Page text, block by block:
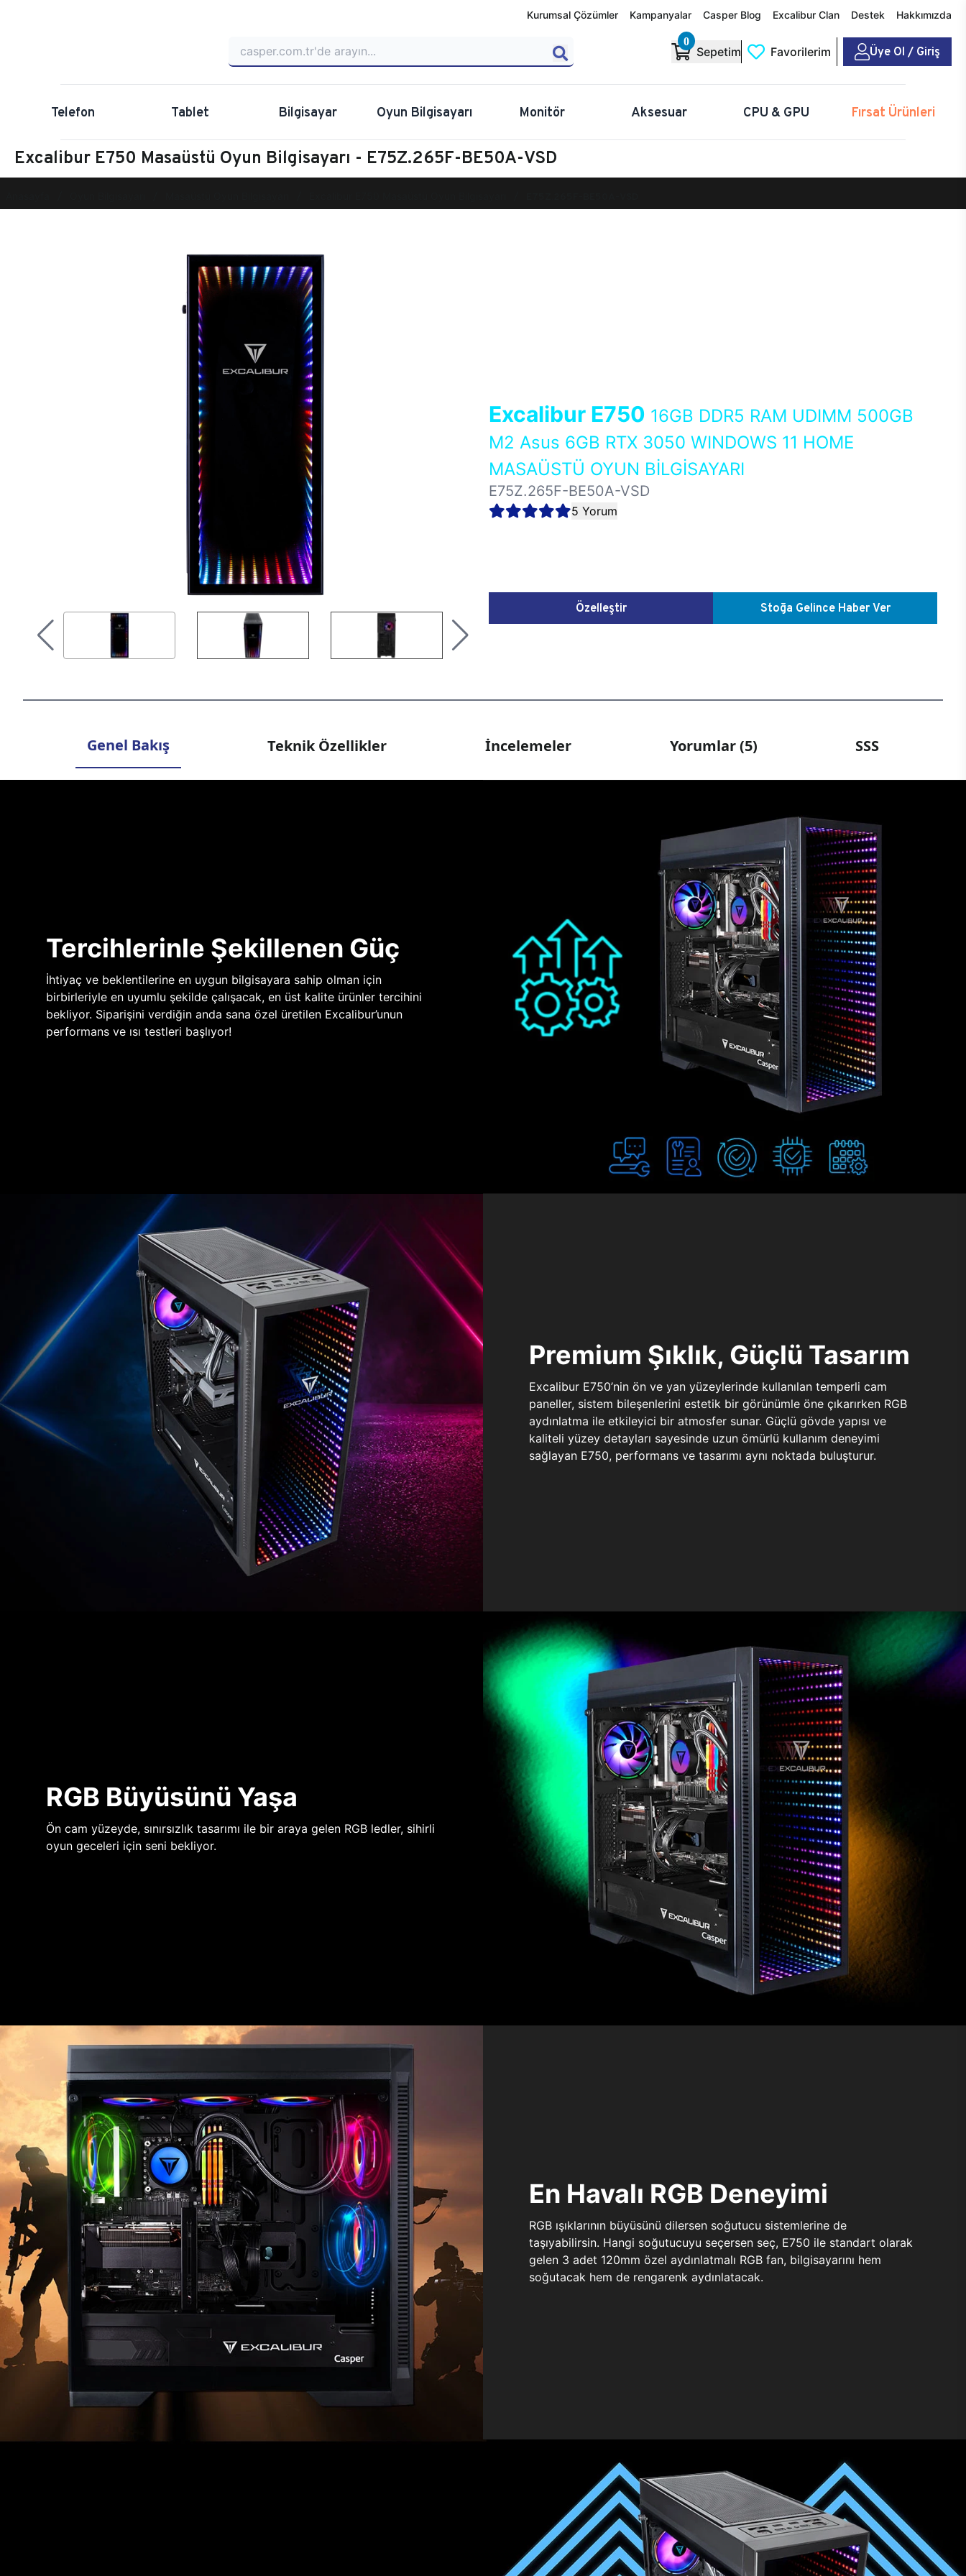
Kurumsal Çözümler Kampanyalar Casper Blog Excalibur Clan Destek Hakkımızda
0
Sepetim Favorilerim Üye Ol / Giriş
Telefon Tablet Bilgisayar Oyun Bilgisayarı Monitör Aksesuar CPU & GPU Fırsat Ürünleri
Excalibur E750 Masaüstü Oyun Bilgisayarı - E75Z.265F-BE50A-VSD
Excalibur E750 16GB DDR5 RAM UDIMM 500GB
M2 Asus 6GB RTX 3050 WINDOWS 11 HOME
MASAÜSTÜ OYUN BİLGİSAYARI
E75Z.265F-BE50A-VSD
5 Yorum
Özelleştir Stoğa Gelince Haber Ver
Genel Bakış Teknik Özellikler İncelemeler Yorumlar (5) SSS
Tercihlerinle Şekillenen Güç
İhtiyaç ve beklentilerine en uygun bilgisayara sahip olman için
birbirleriyle en uyumlu şekilde çalışacak, en üst kalite ürünler tercihini
bekliyor. Siparişini verdiğin anda sana özel üretilen Excalibur’unun
performans ve ısı testleri başlıyor!
Premium Şıklık, Güçlü Tasarım
Excalibur E750’nin ön ve yan yüzeylerinde kullanılan temperli cam
paneller, sistem bileşenlerini estetik bir görünümle öne çıkarırken RGB
aydınlatma ile etkileyici bir atmosfer sunar. Güçlü gövde yapısı ve
kaliteli yüzey detayları sayesinde uzun ömürlü kullanım deneyimi
sağlayan E750, performans ve tasarımı aynı noktada buluşturur.
RGB Büyüsünü Yaşa
Ön cam yüzeyde, sınırsızlık tasarımı ile bir araya gelen RGB ledler, sihirli
oyun geceleri için seni bekliyor.
En Havalı RGB Deneyimi
RGB ışıklarının büyüsünü dilersen soğutucu sistemlerine de
taşıyabilirsin. Hangi soğutucuyu seçersen seç, E750 ile standart olarak
gelen 3 adet 120mm özel aydınlatmalı RGB fan, bilgisayarını hem
soğutacak hem de rengarenk aydınlatacak.